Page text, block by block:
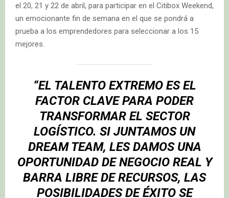
el 20, 21 y 22 de abril, para participar en el Citibox Weekend,
un emocionante fin de semana en el que se pondrá a
prueba a los emprendedores para seleccionar a los 15
mejores.
“EL TALENTO EXTREMO ES EL
FACTOR CLAVE PARA PODER
TRANSFORMAR EL SECTOR
LOGÍSTICO. SI JUNTAMOS UN
DREAM TEAM, LES DAMOS UNA
OPORTUNIDAD DE NEGOCIO REAL Y
BARRA LIBRE DE RECURSOS, LAS
POSIBILIDADES DE ÉXITO SE